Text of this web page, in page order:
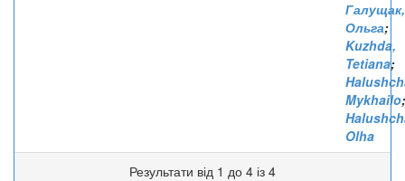
Галущак,
Ольга;
Kuzhda,
Tetiana;
Mykhailo;
Olha
Результати від 1 до 4 із 4